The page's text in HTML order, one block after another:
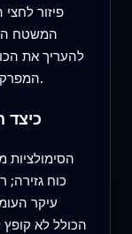
פיזור
המשטח
להעריך את
המפרק, צעד אחר צעד, ככל שההחליקה התקדם.
כוח גזירה;
עיקר
הכולל לא